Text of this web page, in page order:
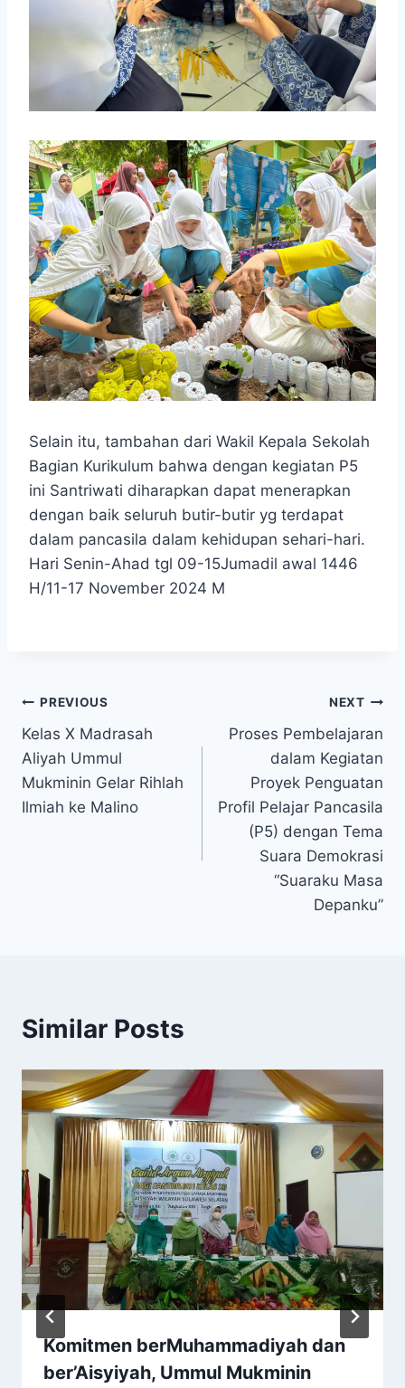
Selain itu, tambahan dari Wakil Kepala Sekolah
Bagian Kurikulum bahwa dengan kegiatan P5
ini Santriwati diharapkan dapat menerapkan
dengan baik seluruh butir-butir yg terdapat
dalam pancasila dalam kehidupan sehari-hari.
Hari Senin-Ahad tgl 09-15Jumadil awal 1446
H/11-17 November 2024 M
PREVIOUS
Kelas X Madrasah
Aliyah Ummul
Mukminin Gelar Rihlah
Ilmiah ke Malino
NEXT
Proses Pembelajaran
dalam Kegiatan
Proyek Penguatan
Profil Pelajar Pancasila
(P5) dengan Tema
Suara Demokrasi
“Suaraku Masa
Depanku”
Similar Posts
Komitmen berMuhammadiyah dan
ber’Aisyiyah, Ummul Mukminin